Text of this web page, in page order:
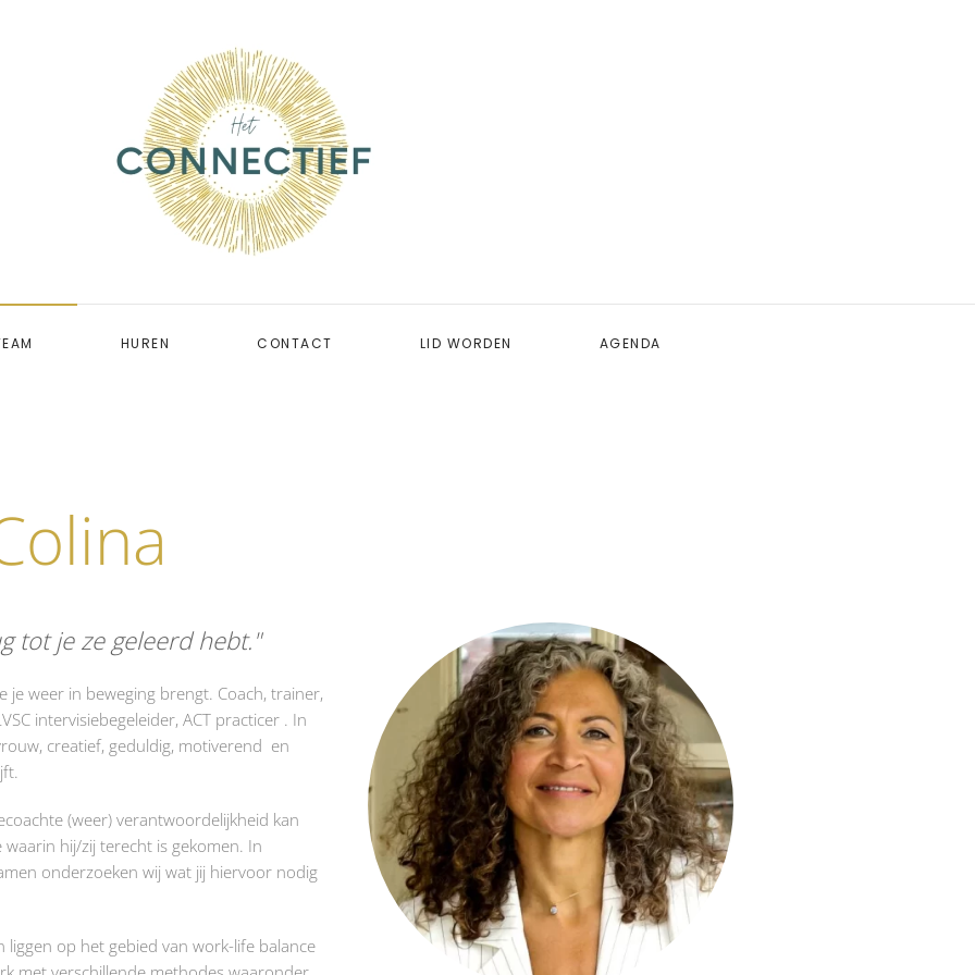
HUREN CONTACT LID WORDEN AGENDA
tot je ze geleerd hebt.
je weer in beweging brengt. Coach, trainer,
intervisiebegeleider, ACT practicer . In
creatief, geduldig, motiverend en
(weer) verantwoordelijkheid kan
hij/zij terecht is gekomen. In
onderzoeken wij wat jij hiervoor nodig
liggen op het gebied van work-life balance